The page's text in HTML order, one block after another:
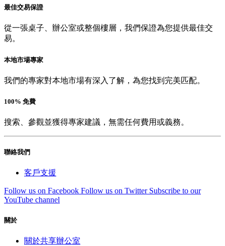
最佳交易保證
從一張桌子、辦公室或整個樓層，我們保證為您提供最佳交
易。
本地市場專家
我們的專家對本地市場有深入了解，為您找到完美匹配。
100% 免費
搜索、參觀並獲得專家建議，無需任何費用或義務。
聯絡我們
客戶支援
Follow us on Facebook Follow us on Twitter Subscribe to our
YouTube channel
關於
關於共享辦公室